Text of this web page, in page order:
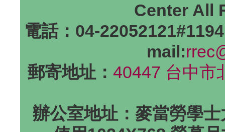
Center All
電話：04-
mail:
郵寄地址：40447 台中市
辦公室地址：麥當勞學